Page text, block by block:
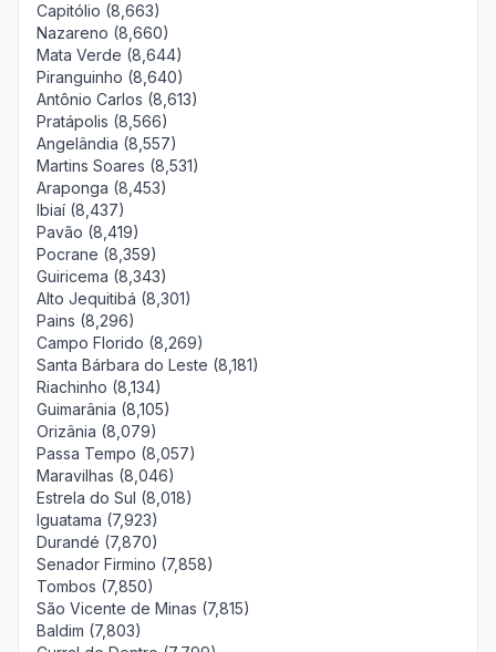
Capitólio (8,663)
Nazareno (8,660)
Mata Verde (8,644)
Piranguinho (8,640)
Antônio Carlos (8,613)
Pratápolis (8,566)
Angelândia (8,557)
Martins Soares (8,531)
Araponga (8,453)
Ibiaí (8,437)
Pavão (8,419)
Pocrane (8,359)
Guiricema (8,343)
Alto Jequitibá (8,301)
Pains (8,296)
Campo Florido (8,269)
Santa Bárbara do Leste (8,181)
Riachinho (8,134)
Guimarânia (8,105)
Orizânia (8,079)
Passa Tempo (8,057)
Maravilhas (8,046)
Estrela do Sul (8,018)
Iguatama (7,923)
Durandé (7,870)
Senador Firmino (7,858)
Tombos (7,850)
São Vicente de Minas (7,815)
Baldim (7,803)